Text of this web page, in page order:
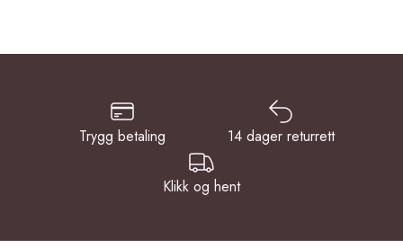
Trygg betaling 14 dager returrett
Klikk og hent